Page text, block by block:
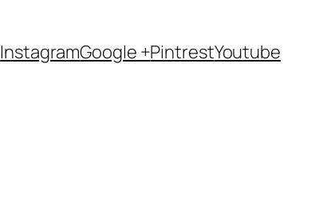
InstagramGoogle +PintrestYoutube